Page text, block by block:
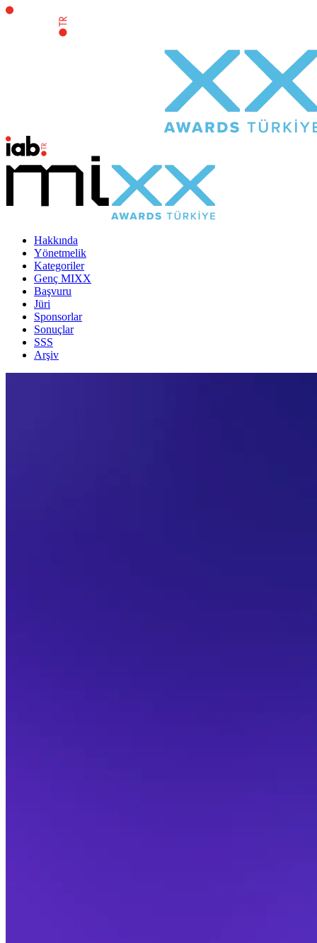
Hakkında
Yönetmelik
Kategoriler
Genç MIXX
Başvuru
Jüri
Sponsorlar
Sonuçlar
SSS
Arşiv